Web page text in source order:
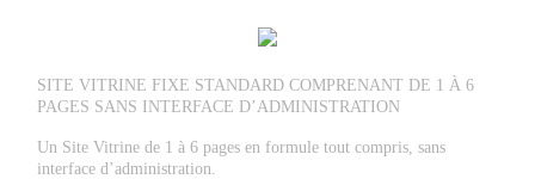
SITE VITRINE FIXE STANDARD COMPRENANT DE 1 À 6
PAGES SANS INTERFACE D’ADMINISTRATION
Un Site Vitrine de 1 à 6 pages en formule tout compris, sans
interface d’administration.